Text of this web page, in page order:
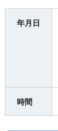
年月日
時間